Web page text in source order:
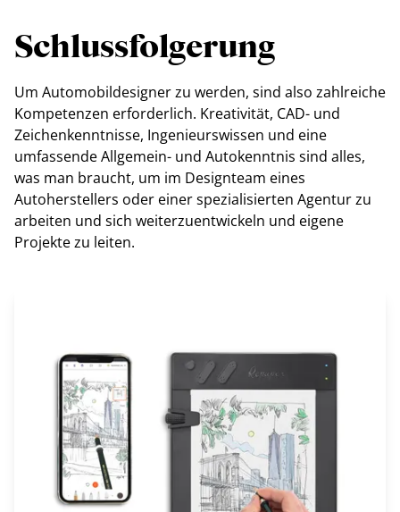
Schlussfolgerung
Um Automobildesigner zu werden, sind also zahlreiche
Kompetenzen erforderlich. Kreativität, CAD- und
Zeichenkenntnisse, Ingenieurswissen und eine
umfassende Allgemein- und Autokenntnis sind alles,
was man braucht, um im Designteam eines
Autoherstellers oder einer spezialisierten Agentur zu
arbeiten und sich weiterzuentwickeln und eigene
Projekte zu leiten.